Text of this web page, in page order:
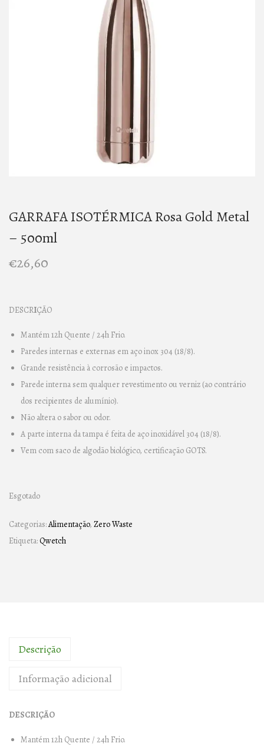
t
i
o
t
GARRAFA ISOTÉRMICA Rosa Gold Metal
– 500ml
€26,60
DESCRIÇÃO
Mantém 12h Quente / 24h Frio.
Paredes internas e externas em aço inox 304 (18/8).
Grande resistência à corrosão e impactos.
Parede interna sem qualquer revestimento ou verniz (ao contrário
dos recipientes de alumínio).
Não altera o sabor ou odor.
A parte interna da tampa é feita de aço inoxidável 304 (18/8).
Vem com saco de algodão biológico, certificação GOTS.
Esgotado
Categorias:Alimentação, Zero Waste
Etiqueta:Qwetch
Descrição
Informação adicional
DESCRIÇÃO
Mantém 12h Quente / 24h Frio.